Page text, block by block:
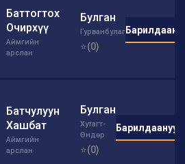
Баттогтох
Очирхүү
Аймгийн
арслан
Булган
Гурванбулаг
⭐(0)
Батчулуун
Хашбат
Аймгийн
арслан
Булган
Хутагт-
Өндөр
⭐(0)
Барилдаанууд